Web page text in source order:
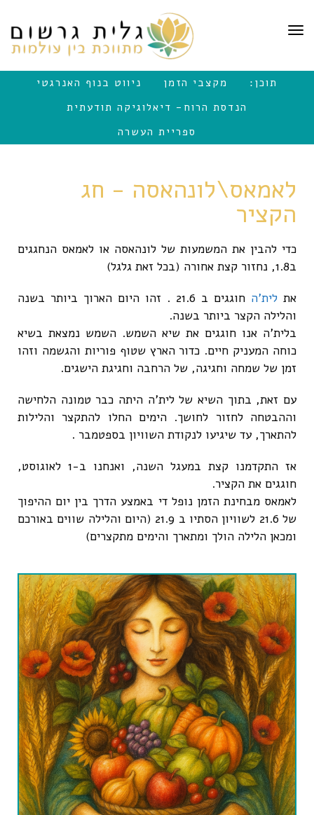
תפריט
תוכן: מקצבי הזמן
ניווט בנוף האנרגטי
הנדסת הרוח- דיאלוגיקה תודעתית
ספריית העשרה
לאמאס\לונהאסה - חג
הקציר
כדי להבין את המשמעות של לונהאסה או לאמאס הנחגגים
ב1.8, נחזור קצת אחורה (בכל זאת גלגל)
את לית'ה
חוגגים ב 21.6 . זהו היום הארוך ביותר בשנה
והלילה הקצר ביותר בשנה.
בלית'ה אנו חוגגים את שיא השמש. השמש נמצאת בשיא
כוחה המעניק חיים. כדור הארץ שטוף פוריות והגשמה וזהו
זמן של שמחה וחגיגה, של הרחבה וחגיגת הישגים.
עם זאת, בתוך השיא של לית'ה היתה כבר טמונה הלחישה
וההבטחה לחזור לחושך. הימים החלו להתקצר והלילות
להתארך, עד שיגיעו לנקודת השוויון בספטמבר .
אז התקדמנו קצת במעגל השנה, ואנחנו ב-1 לאוגוסט,
חוגגים את הקציר.
לאמאס מבחינת הזמן נופל די באמצע הדרך בין יום ההיפוך
של 21.6 לשוויון הסתיו ב 21.9 (היום והלילה שווים באורכם
ומכאן הלילה הולך ומתארך והימים מתקצרים)